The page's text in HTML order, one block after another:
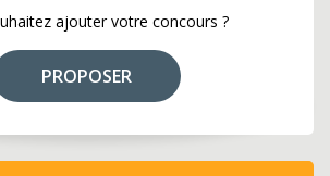
ajouter votre concours ?
PROPOSER